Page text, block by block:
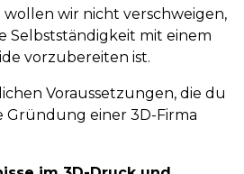
wir nicht verschweigen,
Selbstständigkeit mit einem
vorzubereiten ist.
Voraussetzungen, die du
einer 3D-Firma